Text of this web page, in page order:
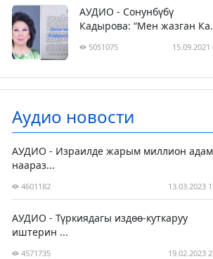
АУДИО - Сонунбүбү
Кадырова: “Мен жазган
5051075 15.09.2021
Аудио новости
АУДИО - Израилде жарым миллион адам
наараз...
4601182 13.03.2023
АУДИО - Түркиядагы издөө-куткаруу
иштерин ...
4571735 19.02.2023